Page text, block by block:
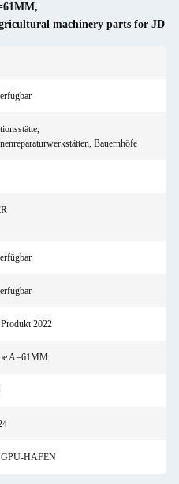
,
machinery parts for JD
Bauernhöfe
2022
A=61MM
HAFEN